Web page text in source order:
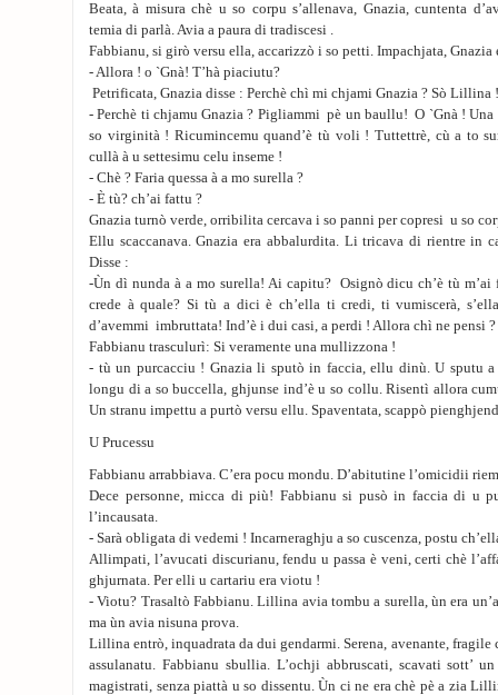
Beata, à misura chè u so corpu s’allenava, Gnazia, cuntenta
temia di parlà. Avia a paura di tradiscesi .
Fabbianu, si girò versu ella, accarizzò i so petti. Impachjata,
- Allora ! o `Gnà! T’hà piaciutu?
Petrificata, Gnazia disse : Perchè chì mi chjami Gnazia ? Sò Lillina
- Perchè ti chjamu Gnazia ? Pigliammi pè un baullu! O `Gnà !
so virginità ! Ricumincemu quand’è tù voli ! Tuttettrè, cù a to
cullà à u settesimu celu inseme !
- Chè ? Faria quessa à a mo surella ?
- È tù? ch’ai fattu ?
Gnazia turnò verde, orribilita cercava i so panni per copresi u so
Ellu scaccanava. Gnazia era abbalurdita. Li tricava di rientre in
Disse :
-Ùn dì nunda à a mo surella! Ai capitu? Osignò dicu ch’è tù
crede à quale? Si tù a dici è ch’ella ti credi, ti vumiscerà,
d’avemmi imbruttata! Ind’è i dui casi, a perdi ! Allora chì ne pensi ?
Fabbianu trasculurì: Si veramente una mullizzona !
- tù un purcacciu ! Gnazia li sputò in faccia, ellu dinù. U sputu
longu di a so buccella, ghjunse ind’è u so collu. Risentì allora
Un stranu impettu a purtò versu ellu. Spaventata, scappò
U Prucessu
Fabbianu arrabbiava. C’era pocu mondu. D’abitutine l’omicidii
Dece personne, micca di più! Fabbianu si pusò in faccia di u
l’incausata.
- Sarà obligata di vedemi ! Incarneraghju a so cuscenza, postu
Allimpati, l’avucati discurianu, fendu u passa è veni, certi chè
ghjurnata. Per elli u cartariu era viotu !
- Viotu? Trasaltò Fabbianu. Lillina avia tombu a surella, ùn era
ma ùn avia nisuna prova.
Lillina entrò, inquadrata da dui gendarmi. Serena, avenante, fragile
assulanatu. Fabbianu sbullia. L’ochji abbruscati, scavati sott’
magistrati, senza piattà u so dissentu. Ùn ci ne era chè pè a zia